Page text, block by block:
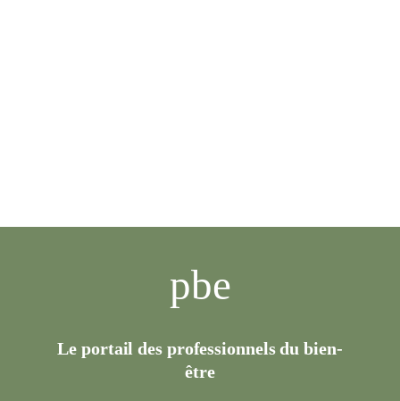
pbe
Le portail des professionnels du bien-
être